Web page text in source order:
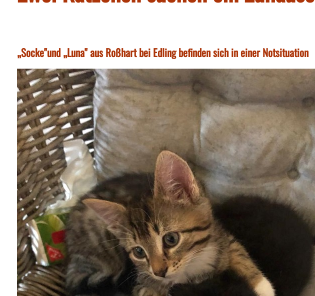
„Socke"und „Luna" aus Roßhart bei Edling befinden sich in einer Notsituation